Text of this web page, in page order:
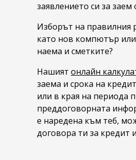
заявлението си за
Изборът на правилния
като нов компютър
наема и сметките?
Нашият онлайн
заема и срока на
или в края на периода
преддоговорната
е наредена към теб,
договора ти за кредит